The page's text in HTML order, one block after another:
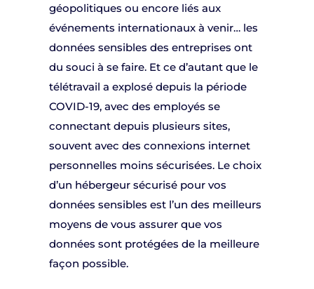
géopolitiques ou encore liés aux
événements internationaux à venir… les
données sensibles des entreprises ont
du souci à se faire. Et ce d’autant que le
télétravail a explosé depuis la période
COVID-19, avec des employés se
connectant depuis plusieurs sites,
souvent avec des connexions internet
personnelles moins sécurisées. Le choix
d’un hébergeur sécurisé pour vos
données sensibles est l’un des meilleurs
moyens de vous assurer que vos
données sont protégées de la meilleure
façon possible.